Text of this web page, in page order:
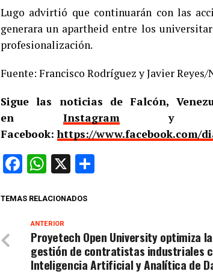
Lugo advirtió que continuarán con las
generara un apartheid entre los
profesionalización.
Fuente: Francisco Rodríguez y Javier
Sigue las noticias de Falcón,
en Instagramy
Facebook:https://www.facebook.com/
Facebook
WhatsApp
X
TEMAS RELACIONADOS
ANTERIOR
Proyetech Open University optimiza la
gestión de contratistas industriales
Inteligencia Artificial y Analítica de